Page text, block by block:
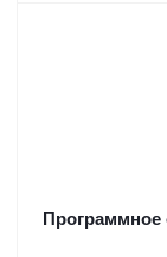
Программное